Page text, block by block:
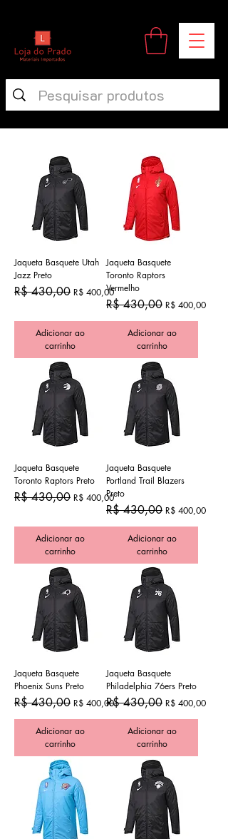
Jaqueta Basquete Utah
Jazz Preto
Preço normal
R$ 430,00 Preço promocional
R$ 400,00
Adicionar ao
carrinho
Jaqueta Basquete
Toronto Raptors
Vermelho
Preço normal
R$ 430,00 Preço
R$ 400,00
Adicionar ao
carrinho
Jaqueta Basquete
Toronto Raptors Preto
Preço normal
R$ 430,00 Preço promocional
R$ 400,00
Adicionar ao
carrinho
Jaqueta Basquete
Portland Trail Blazers
Preto
Preço normal
R$ 430,00 Preço
R$ 400,00
Adicionar ao
carrinho
Jaqueta Basquete
Phoenix Suns Preto
Preço normal
R$ 430,00 Preço promocional
R$ 400,00
Adicionar ao
carrinho
Jaqueta Basquete
Philadelphia 76ers Preto
Preço normal
R$ 430,00 Preço
R$ 400,00
Adicionar ao
carrinho